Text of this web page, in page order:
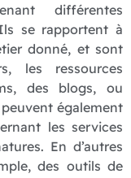
différentes
se rapportent à
donné, et sont
les ressources
des blogs, ou
peuvent également
les services
En d’autres
des outils de